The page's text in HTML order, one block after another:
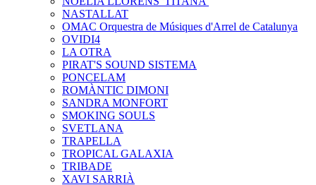
NASTALLAT
OMAC Orquestra de Músiques d'Arrel de Catalunya
OVIDI4
LA OTRA
PIRAT'S SOUND SISTEMA
PONCELAM
ROMÀNTIC DIMONI
SANDRA MONFORT
SMOKING SOULS
SVETLANA
TRAPELLA
TROPICAL GALAXIA
TRIBADE
XAVI SARRIÀ